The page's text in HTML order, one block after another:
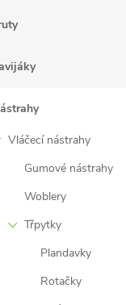
Vláčecí nástrahy
Gumové nástrahy
Woblery
Třpytky
Plandavky
Rotačky